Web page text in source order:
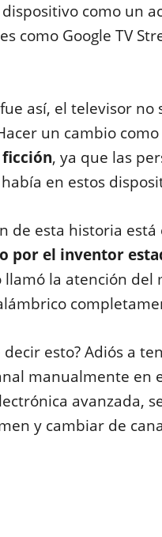
como un
como Google TV
así, el televisor
un cambio como
, ya que las
en estos
de esta historia está
por el inventor
llamó la atención
esto? Adiós a
manualmente en
avanzada,
y cambiar de